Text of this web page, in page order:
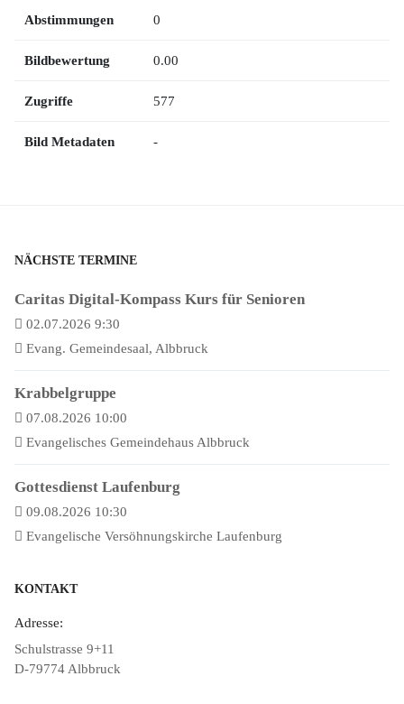
Abstimmungen 0
Bildbewertung 0.00
Zugriffe 577
Bild Metadaten -
NÄCHSTE TERMINE
Caritas Digital-Kompass Kurs für Senioren
02.07.2026 9:30
Evang. Gemeindesaal, Albbruck
Krabbelgruppe
07.08.2026 10:00
Evangelisches Gemeindehaus Albbruck
Gottesdienst Laufenburg
09.08.2026 10:30
Evangelische Versöhnungskirche Laufenburg
KONTAKT
Adresse:
Schulstrasse 9+11
D-79774 Albbruck